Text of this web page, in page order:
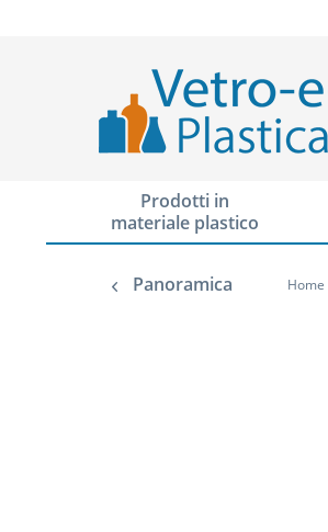
Prodotti in
materiale plastico
Panoramica Home